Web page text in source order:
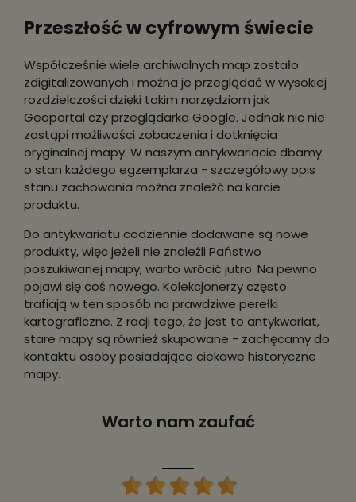
Przeszłość w cyfrowym świecie
Współcześnie wiele archiwalnych map zostało
zdigitalizowanych i można je przeglądać w wysokiej
rozdzielczości dzięki takim narzędziom jak
Geoportal czy przeglądarka Google. Jednak nic nie
zastąpi możliwości zobaczenia i dotknięcia
oryginalnej mapy. W naszym antykwariacie dbamy
o stan każdego egzemplarza - szczegółowy opis
stanu zachowania można znaleźć na karcie
produktu.
Do antykwariatu codziennie dodawane są nowe
produkty, więc jeżeli nie znaleźli Państwo
poszukiwanej mapy, warto wrócić jutro. Na pewno
pojawi się coś nowego. Kolekcjonerzy często
trafiają w ten sposób na prawdziwe perełki
kartograficzne. Z racji tego, że jest to antykwariat,
stare mapy są również skupowane - zachęcamy do
kontaktu osoby posiadające ciekawe historyczne
mapy.
Warto nam zaufać